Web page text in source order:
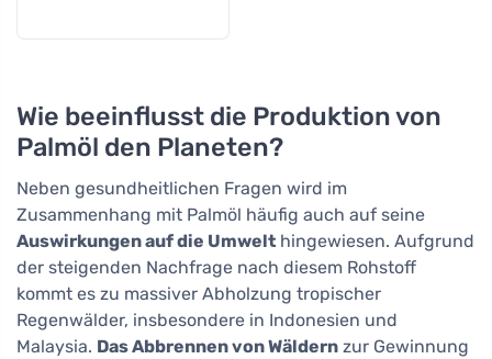
Wie beeinflusst die Produktion von
Palmöl den Planeten?
Neben gesundheitlichen Fragen wird im
Zusammenhang mit Palmöl häufig auch auf seine
Auswirkungen auf die Umwelt hingewiesen. Aufgrund
der steigenden Nachfrage nach diesem Rohstoff
kommt es zu massiver Abholzung tropischer
Regenwälder, insbesondere in Indonesien und
Malaysia. Das Abbrennen von Wäldern zur Gewinnung